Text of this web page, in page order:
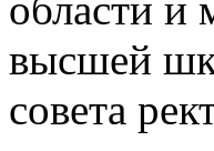
высшей
совета